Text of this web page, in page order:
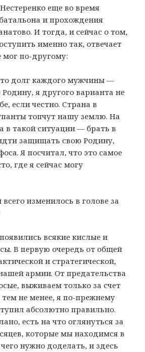
еще во время
и прохождения
И тогда, и сейчас о том,
именно так, отвечает
по-другому:
долг каждого мужчины —
я другого варианта не
если честно. Страна в
топчут нашу землю. На
в такой ситуации — брать в
защищать свою Родину,
Я посчитал, что это самое
где я сейчас могу
изменилось в голове за
всякие кислые и
В первую очередь от общей
и стратегической,
армии. От предательства
выживаем только за счет
тем не менее, я по-прежнему
абсолютно правильно.
есть на что оглянуться за
которые мы находимся в
нужно доделать, и здесь